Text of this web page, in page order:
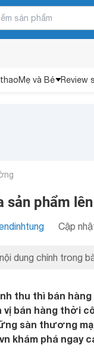
Mẹ và Bé Review
sản phẩm
Cập
dung chính trong
thu thì bán
bán hàng thời
sàn thương
khám phá ngay